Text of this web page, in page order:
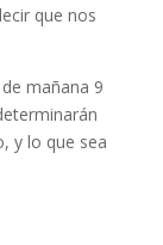
que nos
mañana 9
y lo que sea